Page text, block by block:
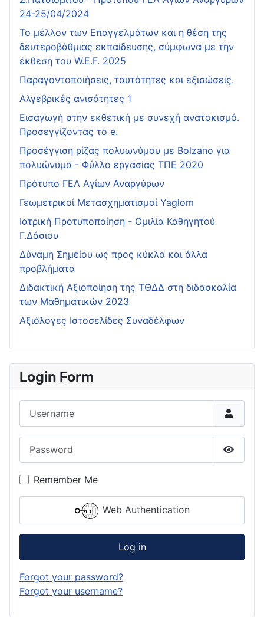
24-25/04/2024
Το μέλλον των Επαγγελμάτων και η θέση της
δευτεροβάθμιας εκπαίδευσης, σύμφωνα με την
έκθεση του W.E.F. 2025
Παραγοντοποιήσεις, ταυτότητες και εξισώσεις.
Αλγεβρικές ανισότητες 1
Εισαγωγή στην εκθετική με συνεχή ανατοκισμό.
Προσεγγίζοντας το e.
Προσέγγιση ρίζας πολυωνύμου με Bolzano για
πολυώνυμα - Φύλλο εργασίας ΤΠΕ 2020
Πρότυπο ΓΕΛ Αγίων Αναργύρων
Γεωμετρικοί Μετασχηματισμοί Yaglom
Ιατρική Προτυποποίηση - Ομιλία Καθηγητού
Γ.Δάσιου
Δύναμη Σημείου ως προς κύκλο και άλλα
προβλήματα
Διδακτική Αξιοποίηση της ΤΘΔΔ στη διδασκαλία
των Μαθηματικών 2023
Αξιόλογες Ιστοσελίδες Συναδέλφων
Login Form
Show
Remember Me
Web Authentication
Log in
Forgot your password?
Forgot your username?